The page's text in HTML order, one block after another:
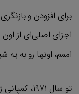
برای افزودن و
اجزای اصلی‌ای از
اممم، اونها رو به یه